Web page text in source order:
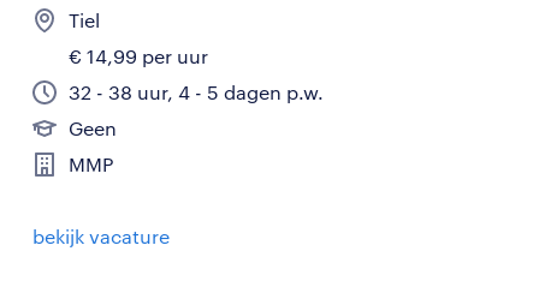
Tiel
€ 14,99 per uur
32 - 38 uur, 4 - 5 dagen p.w.
Geen
MMP
bekijk vacature